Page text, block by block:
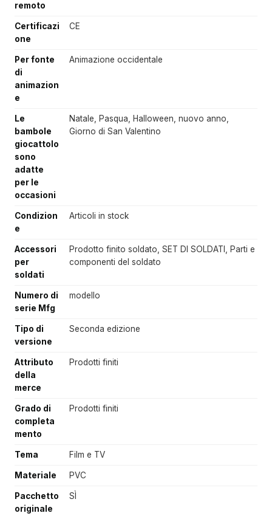
remoto
Certificazi
one
CE
Per fonte
di
animazion
e
Animazione occidentale
Le
bambole
giocattolo
sono
adatte
per le
occasioni
Natale, Pasqua, Halloween, nuovo anno,
Giorno di San Valentino
Condizion
e
Articoli in stock
Accessori
per
soldati
Prodotto finito soldato, SET DI SOLDATI, Parti e
componenti del soldato
Numero di
serie Mfg
modello
Tipo di
versione
Seconda edizione
Attributo
della
merce
Prodotti finiti
Grado di
completa
mento
Prodotti finiti
Tema Film e TV
Materiale PVC
Pacchetto
originale
SÌ